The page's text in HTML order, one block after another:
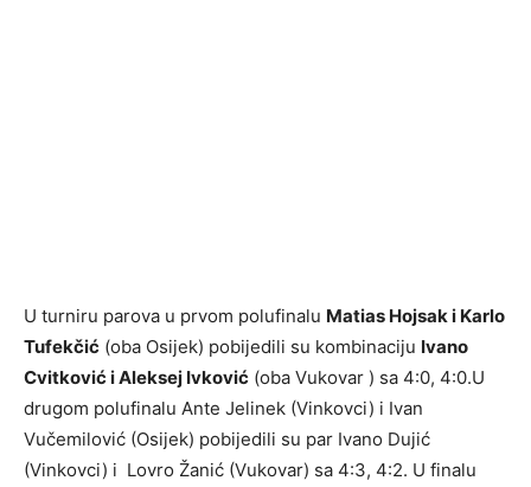
U turniru parova u prvom polufinalu Matias Hojsak i Karlo
Tufekčić (oba Osijek) pobijedili su kombinaciju Ivano
Cvitković i Aleksej Ivković (oba Vukovar ) sa 4:0, 4:0.U
drugom polufinalu Ante Jelinek (Vinkovci) i Ivan
Vučemilović (Osijek) pobijedili su par Ivano Dujić
(Vinkovci) i Lovro Žanić (Vukovar) sa 4:3, 4:2. U finalu